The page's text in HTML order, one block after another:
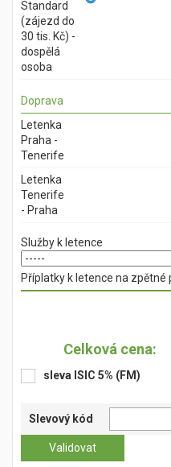
Standard
(zájezd do
30 tis. Kč) -
dospělá
osoba
Doprava
Letenka
Praha -
Tenerife
Letenka
Tenerife
- Praha
Služby k letence
Příplatky k letence na zpětné
Celková cena:
sleva ISIC 5% (FM)
Slevový kód